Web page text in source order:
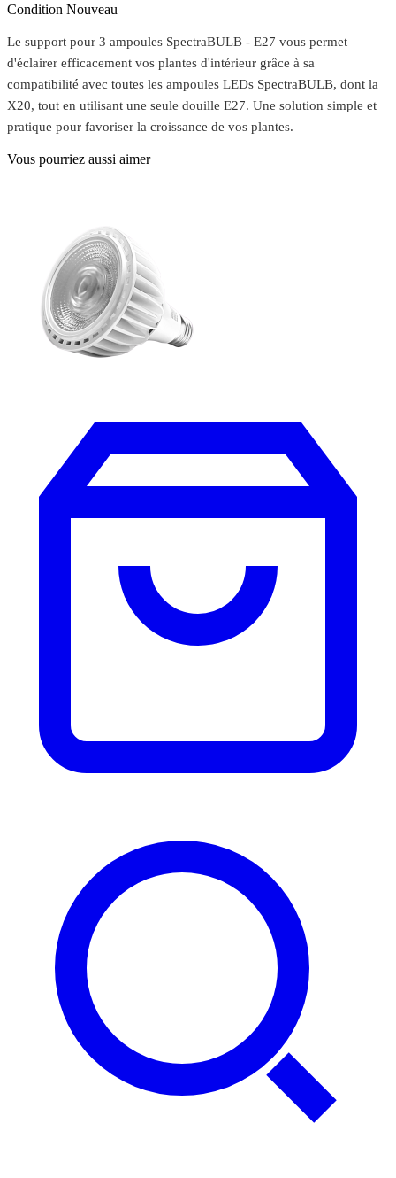
Condition Nouveau
Le support pour 3 ampoules SpectraBULB - E27 vous permet
d'éclairer efficacement vos plantes d'intérieur grâce à sa
compatibilité avec toutes les ampoules LEDs SpectraBULB, dont la
X20, tout en utilisant une seule douille E27. Une solution simple et
pratique pour favoriser la croissance de vos plantes.
Vous pourriez aussi aimer